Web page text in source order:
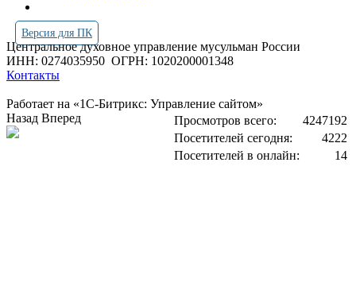
Версия для ПК
Центральное духовное управление мусульман России
ИНН: 0274035950 ОГРН: 1020200001348
Контакты
Работает на «1С-Битрикс: Управление сайтом»
Просмотров всего:
4247192
Посетителей сегодня:
4222
Посетителей в онлайн:
14
Назад Вперед